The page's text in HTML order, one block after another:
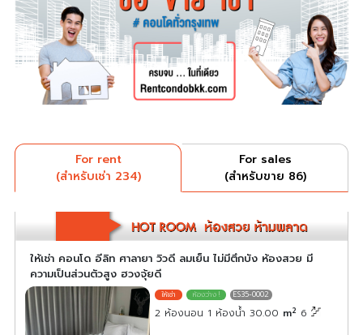
For rent
(สำหรับเช่า 234)
For sales
(สำหรับขาย 86)
ให้เช่า คอนโด อีลิท ศาลายา วิวดี ลมเย็น ไม่มีตึกบัง ห้องสวย มี
ความเป็นส่วนตัวสูง ฮวงจุ้ยดี
ES35-0002
2 ห้องนอน 1 ห้องน้ำ 30.00 m2 6